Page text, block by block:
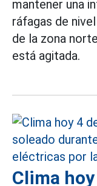
mantener una
ráfagas de
de la zona
está agitada.
Clima